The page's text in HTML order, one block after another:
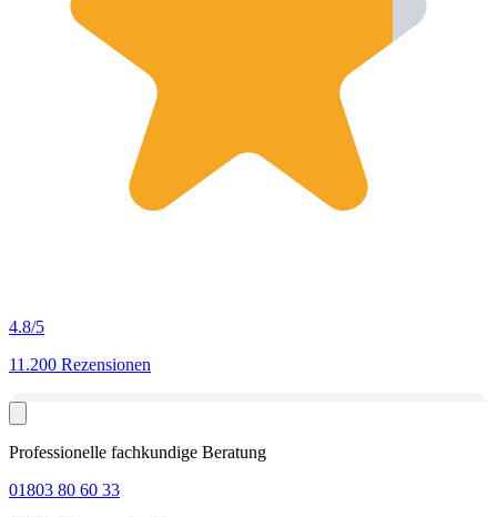
4.8/5
11.200 Rezensionen
Professionelle fachkundige Beratung
01803 80 60 33